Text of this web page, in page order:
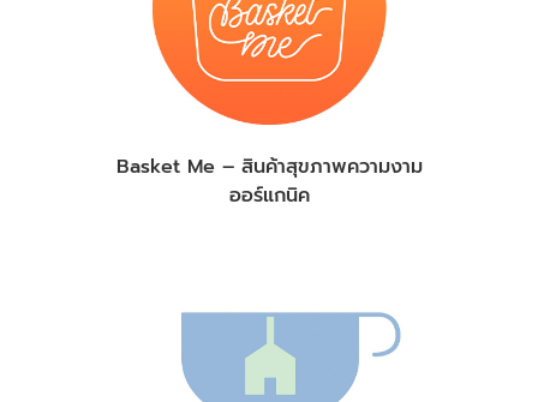
Basket Me – สินค้าสุขภาพความงาม
ออร์แกนิค